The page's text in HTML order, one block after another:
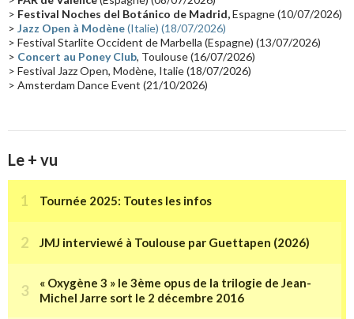
(14) Astronomie (14) (14)
Tournée 2025(14) 2024(14) Chine(13)
> Festival Noches del Botánico de Madrid,Espagne (10/07/2026)
> Jazz Open à Modène(Italie) (18/07/2026)
> Festival Starlite Occident de Marbella (Espagne) (13/07/2026)
> Concert au Poney Club, Toulouse (16/07/2026)
> Festival Jazz Open, Modène, Italie (18/07/2026)
> Amsterdam Dance Event (21/10/2026)
Le + vu